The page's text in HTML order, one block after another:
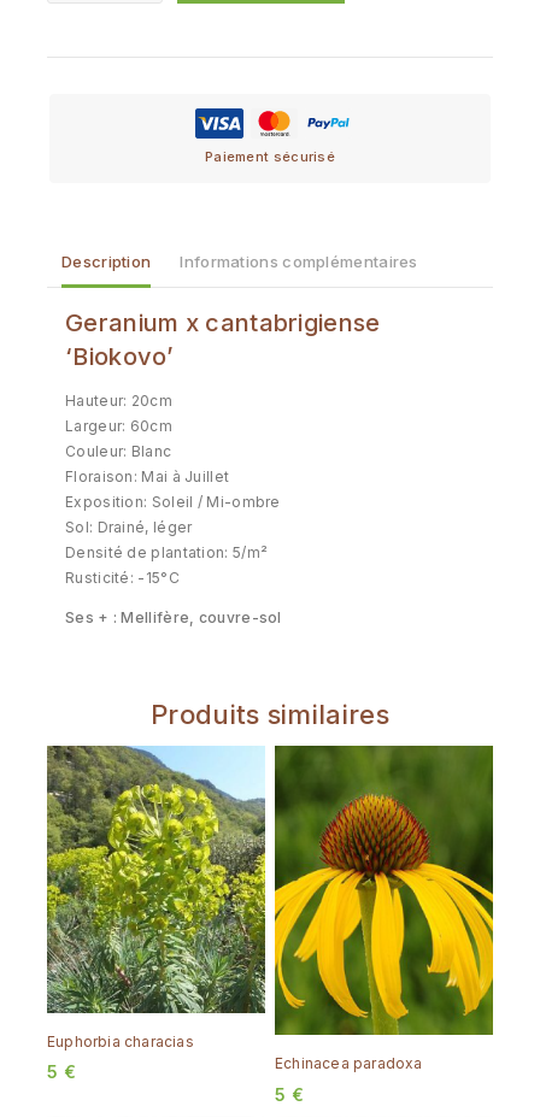
Paiement sécurisé
Description Informations complémentaires
Geranium x cantabrigiense
‘Biokovo’
Hauteur: 20cm
Largeur: 60cm
Couleur: Blanc
Floraison: Mai à Juillet
Exposition: Soleil / Mi-ombre
Sol: Drainé, léger
Densité de plantation: 5/m²
Rusticité: -15°C
Ses + : Mellifère, couvre-sol
Produits similaires
Euphorbia characias
5 € Echinacea paradoxa
5 €